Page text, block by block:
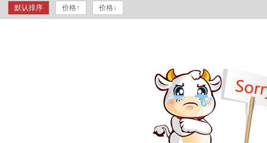
默认排序 价格↑ 价格↓